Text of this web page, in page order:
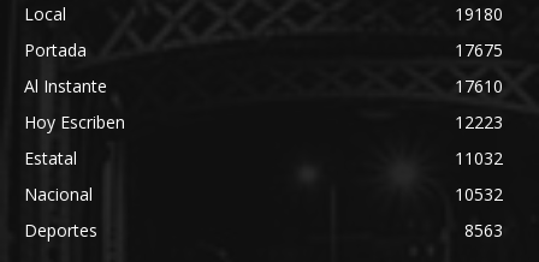
Local
19180
Portada
17675
Al Instante
17610
Hoy Escriben
12223
Estatal
11032
Nacional
10532
Deportes
8563